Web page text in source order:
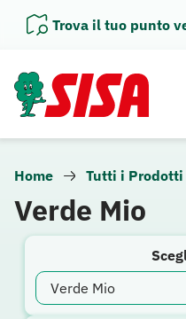
Trova il tuo punto
Home Tutti i Prodotti
Verde Mio